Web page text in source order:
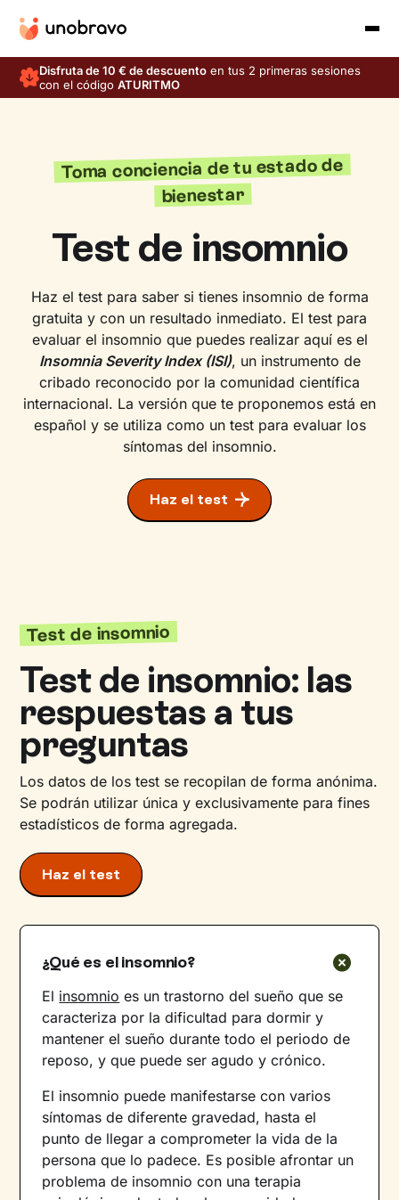
Disfruta de 10 € de descuento en tus 2 primeras sesiones
con el códigoATURITMO
Toma conciencia de tu estado de
bienestar
Test de insomnio
Haz el test para saber si tienes insomnio de forma
gratuita y con un resultado inmediato. El test para
evaluar el insomnio que puedes realizar aquí es el
Insomnia Severity Index (ISI), un instrumento de
cribado reconocido por la comunidad científica
internacional. La versión que te proponemos está en
español y se utiliza como un test para evaluar los
síntomas del insomnio.
Haz el test
Test de insomnio
Test de insomnio: las
respuestas a tus
preguntas
Los datos de los test se recopilan de forma anónima.
Se podrán utilizar única y exclusivamente para fines
estadísticos de forma agregada.
Haz el test
¿Qué es el insomnio?
El insomnio es un trastorno del sueño que se
caracteriza por la dificultad para dormir y
mantener el sueño durante todo el periodo de
reposo, y que puede ser agudo y crónico.
El insomnio puede manifestarse con varios
síntomas de diferente gravedad, hasta el
punto de llegar a comprometer la vida de la
persona que lo padece. Es posible afrontar un
problema de insomnio con una terapia